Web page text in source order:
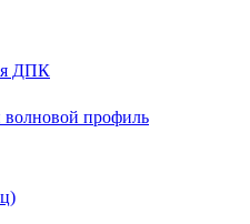
ДПК
волновой профиль